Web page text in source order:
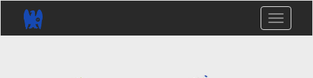
Перейти
основному
Toggle